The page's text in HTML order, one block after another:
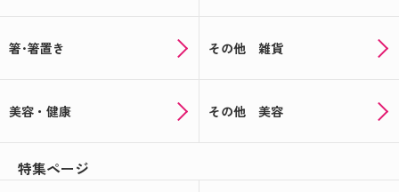
箸･箸置き その他 雑貨
美容・健康 その他 美容
特集ページ